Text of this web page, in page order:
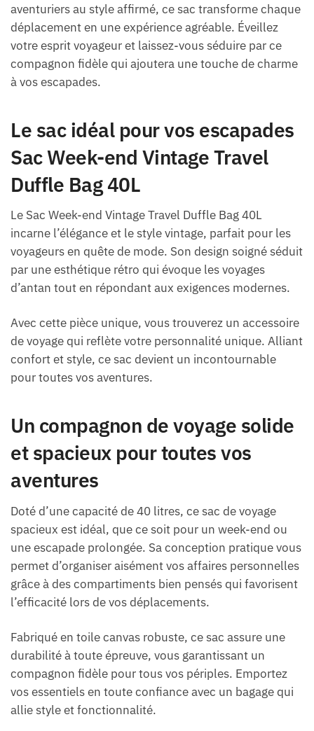
aventuriers au style affirmé, ce sac transforme chaque
déplacement en une expérience agréable. Éveillez
votre esprit voyageur et laissez-vous séduire par ce
compagnon fidèle qui ajoutera une touche de charme
à vos escapades.
Le sac idéal pour vos escapades
Sac Week-end Vintage Travel
Duffle Bag 40L
Le Sac Week-end Vintage Travel Duffle Bag 40L
incarne l’élégance et le style vintage, parfait pour les
voyageurs en quête de mode. Son design soigné séduit
par une esthétique rétro qui évoque les voyages
d’antan tout en répondant aux exigences modernes.
Avec cette pièce unique, vous trouverez un accessoire
de voyage qui reflète votre personnalité unique. Alliant
confort et style, ce sac devient un incontournable
pour toutes vos aventures.
Un compagnon de voyage solide
et spacieux pour toutes vos
aventures
Doté d’une capacité de 40 litres, ce sac de voyage
spacieux est idéal, que ce soit pour un week-end ou
une escapade prolongée. Sa conception pratique vous
permet d’organiser aisément vos affaires personnelles
grâce à des compartiments bien pensés qui favorisent
l’efficacité lors de vos déplacements.
Fabriqué en toile canvas robuste, ce sac assure une
durabilité à toute épreuve, vous garantissant un
compagnon fidèle pour tous vos périples. Emportez
vos essentiels en toute confiance avec un bagage qui
allie style et fonctionnalité.